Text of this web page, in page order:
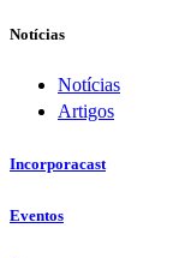
Notícias
Notícias
Artigos
Incorporacast
Eventos